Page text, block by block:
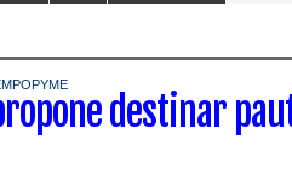
destinar